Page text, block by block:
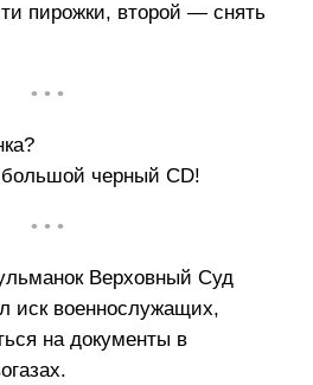
пирожки, второй — снять
• • •
черный СD!
• • •
Верховный Суд
иск военнослужащих,
на документы в